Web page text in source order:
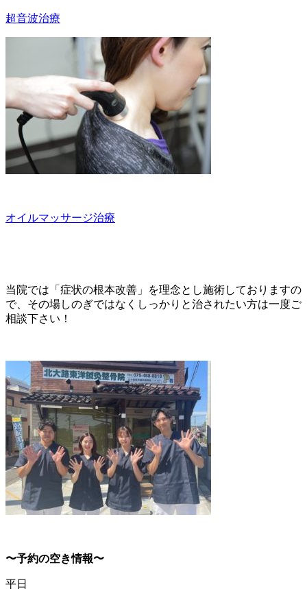
超音波治療
オイルマッサージ治療
当院では「症状の根本改善」を理念とし施術しておりますの
で、その場しのぎではなくしっかりと治されたい方は一度ご
相談下さい！
〜予約の空き情報〜
平日